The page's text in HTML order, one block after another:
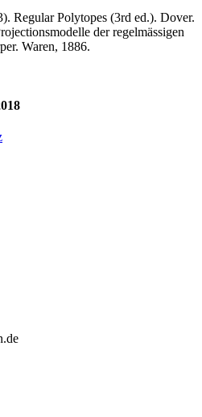
Regular Polytopes (3rd ed.). Dover.
der regelmässigen
Waren, 1886.